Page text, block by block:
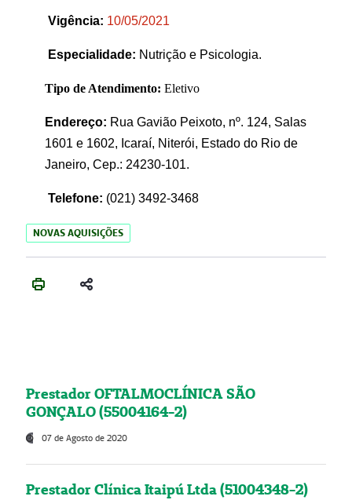
Vigência: 10/05/2021
Especialidade: Nutrição e Psicologia.
Tipo de Atendimento: Eletivo
Endereço: Rua Gavião Peixoto, nº. 124, Salas
1601 e 1602, Icaraí, Niterói, Estado do Rio de
Janeiro, Cep.: 24230-101.
Telefone: (021) 3492-3468
NOVAS AQUISIÇÕES
Prestador OFTALMOCLÍNICA SÃO
GONÇALO (55004164-2)
07 de Agosto de 2020
Prestador Clínica Itaipú Ltda (51004348-2)